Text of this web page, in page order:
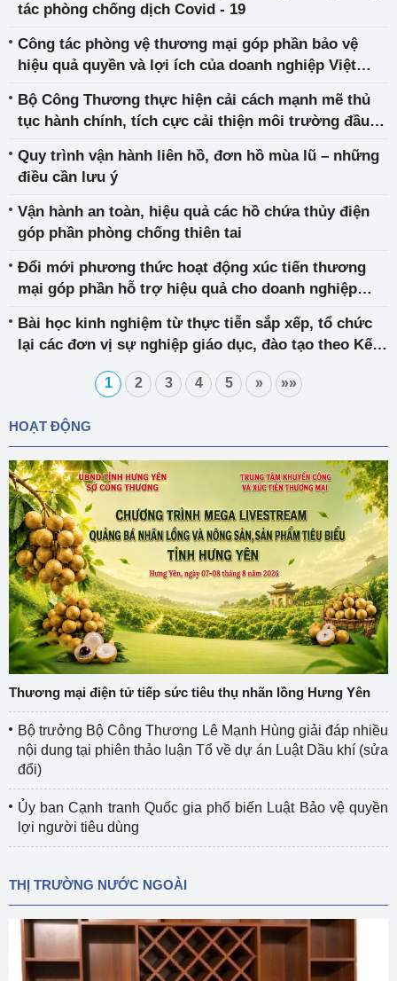
tác phòng chống dịch Covid - 19
Công tác phòng vệ thương mại góp phần bảo vệ
hiệu quả quyền và lợi ích của doanh nghiệp Việt
Bộ Công Thương thực hiện cải cách mạnh mẽ thủ
tục hành chính, tích cực cải thiện môi trường đầu
doanh nghiệp và xã hội
Quy trình vận hành liên hồ, đơn hồ mùa lũ – những
điều cần lưu ý
Vận hành an toàn, hiệu quả các hồ chứa thủy điện
góp phần phòng chống thiên tai
Đổi mới phương thức hoạt động xúc tiến thương
mại góp phần hỗ trợ hiệu quả cho doanh nghiệp
Bài học kinh nghiệm từ thực tiễn sắp xếp, tổ chức
lại các đơn vị sự nghiệp giáo dục, đào tạo theo Kế
Công Thương thực hiện Nghị quyết số 19-NQ/TW
1 2 3 4 5 » »»
HOẠT ĐỘNG
Thương mại điện tử tiếp sức tiêu thụ nhãn lồng Hưng Yên
Bộ trưởng Bộ Công Thương Lê Mạnh Hùng giải đáp nhiều
nội dung tại phiên thảo luận Tổ về dự án Luật Dầu khí (sửa
đổi)
Ủy ban Cạnh tranh Quốc gia phổ biến Luật Bảo vệ quyền
lợi người tiêu dùng
THỊ TRƯỜNG NƯỚC NGOÀI